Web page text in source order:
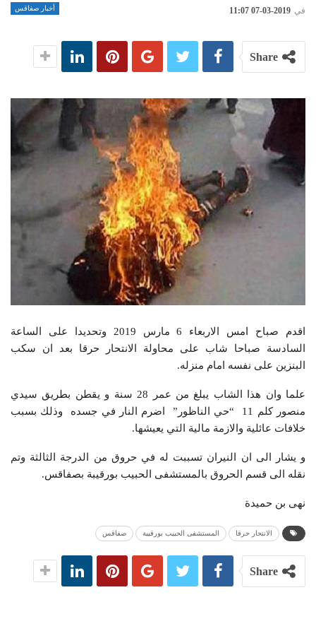
أخبار صفاقس في 2019-03-07 11:07
Share
اقدم صباح امس الاربعاء 6 مارس 2019 وتحديدا على الساعة
السادسة صباحا شاب على محاولة الانتحار حرقا بعد ان سكب
البنزين على نفسه امام منزله.
علما وان هذا الشاب يبلغ من عمر 28 سنة و يقطن بطريق سيدي
منصور كلم 11 “حي الناظور” اضرم النار في جسده وذلك بسبب
خلافات عائلية والازمة مالية التي يعيشها.
و يشار الى ان النيران تسببت له في حروق من الدرجة الثالثة وتم
نقله الى قسم الحروق بالمستشفى الحبيب بورقيبة بصفاقس.
نهى بن حميدة
الانتحار حرقا المستشفى الحبيب بورقيبة صفاقس
Share